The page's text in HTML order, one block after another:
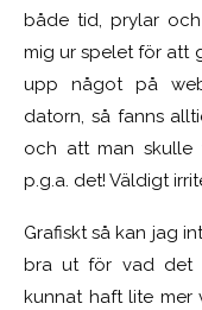
både tid, prylar
mig ur spelet för att
upp något på
datorn, så fanns
och att man skulle
p.g.a. det! Väldigt
Grafiskt så kan jag
bra ut för vad det
kunnat haft lite mer